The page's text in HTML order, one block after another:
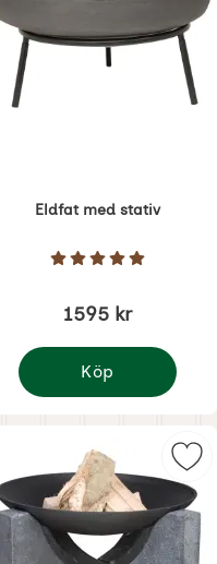
med blommor
Eldfat med stativ
nr 1841 Betyg: 5 Stjärnor
1595 kr
Köp
Eldfat med stativ
eldfat av gjutjärn 60 cm